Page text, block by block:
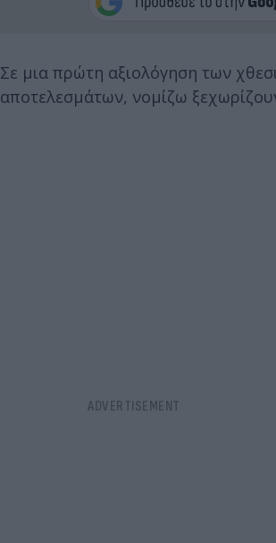
Σε μια πρώτη αξιολόγηση των
αποτελεσμάτων, νομίζω